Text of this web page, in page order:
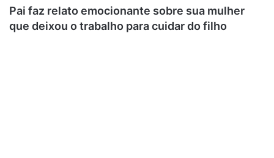
Pai faz relato emocionante sobre sua mulher
que deixou o trabalho para cuidar do filho